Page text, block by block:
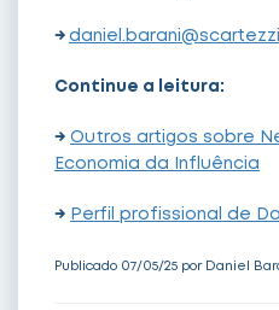
→
Continue a leitura:
→ Outros artigos sobre
Economia da Influência
→ Perfil profissional de
Publicado 07/05/25 por Daniel